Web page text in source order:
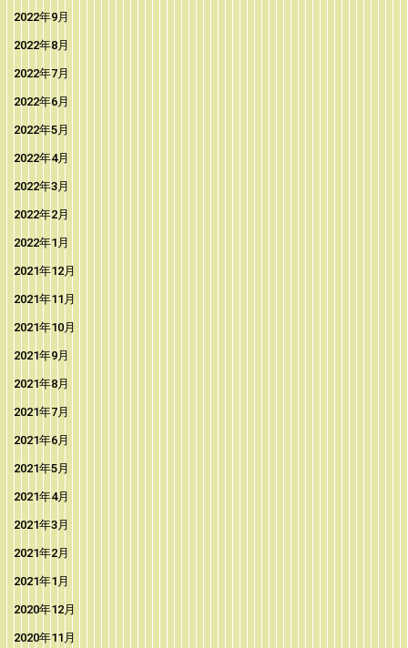
2022年9月
2022年8月
2022年7月
2022年6月
2022年5月
2022年4月
2022年3月
2022年2月
2022年1月
2021年12月
2021年11月
2021年10月
2021年9月
2021年8月
2021年7月
2021年6月
2021年5月
2021年4月
2021年3月
2021年2月
2021年1月
2020年12月
2020年11月